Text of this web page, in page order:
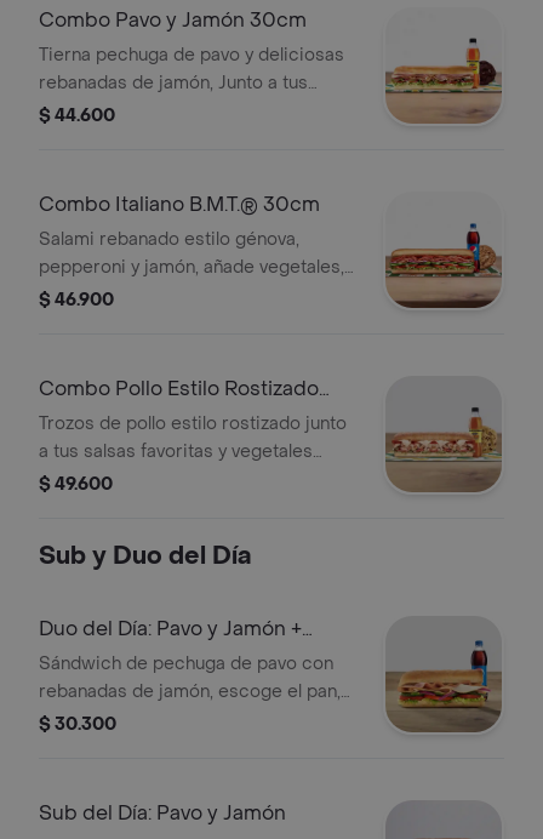
Combo Pavo y Jamón 30cm
Tierna pechuga de pavo y deliciosas
rebanadas de jamón, Junto a tus
vegetales y salsas preferidas. Llévalo
$ 44.600
Combo Italiano B.M.T.® 30cm
Salami rebanado estilo génova,
pepperoni y jamón, añade vegetales,
tu queso favorito y salsas. Llévalo
$ 46.900
Combo Pollo Estilo Rostizado
Footlong
Trozos de pollo estilo rostizado junto
a tus salsas favoritas y vegetales
frescos. Llévalo combo con bebida
$ 49.600
Sub y Duo del Día
Duo del Día: Pavo y Jamón +
Bebida
Sándwich de pechuga de pavo con
rebanadas de jamón, escoge el pan,
queso americano, vegetales y salsas
$ 30.300
Sub del Día: Pavo y Jamón